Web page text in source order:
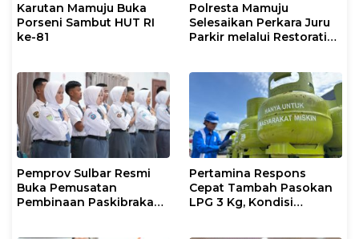
Karutan Mamuju Buka
Porseni Sambut HUT RI
ke-81
Polresta Mamuju
Selesaikan Perkara Juru
Parkir melalui Restorative
Pemprov Sulbar Resmi
Buka Pemusatan
Pembinaan Paskibraka
Pertamina Respons
Cepat Tambah Pasokan
LPG 3 Kg, Kondisi